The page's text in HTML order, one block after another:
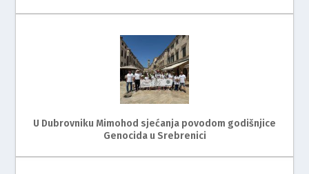
U Dubrovniku Mimohod sjećanja povodom godišnjice
Genocida u Srebrenici